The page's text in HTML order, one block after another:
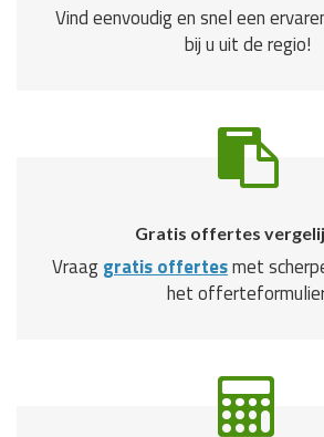
Vind eenvoudig en snel een
bij u uit de regio!
Gratis offertes
Vraaggratis offertesmet
het